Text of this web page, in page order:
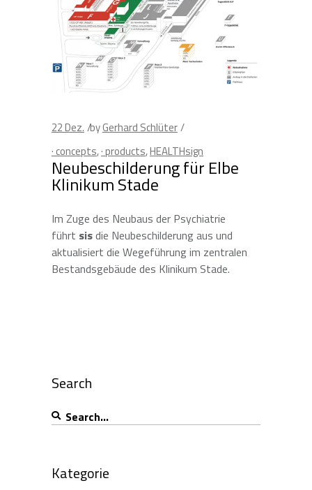
22Dez. byGerhard Schlüter
· concepts,· products,HEALTHsign
Neubeschilderung für Elbe
Klinikum Stade
Im Zuge des Neubaus der Psychiatrie
führt sisdie Neubeschilderung aus und
aktualisiert die Wegeführung im zentralen
Bestandsgebäude des Klinikum Stade.
Search
Search
for:
Kategorie